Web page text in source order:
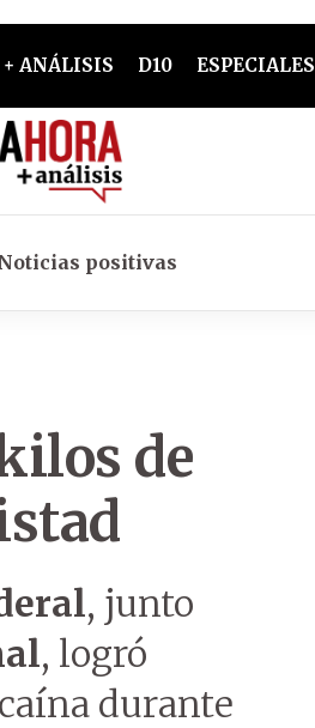
+ ANÁLISIS D10 ESPECIALES
positivas
de
, junto
, logró
durante